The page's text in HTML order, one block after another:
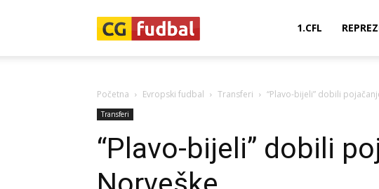
1.CFL
Početna Evropski fudbal Transferi “Plavo-bijeli” dobili
Transferi
“Plavo-bijeli” dobili